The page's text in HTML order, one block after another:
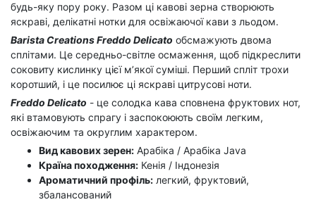
будь-яку пору року. Разом ці кавові зерна створюють
яскраві, делікатні нотки для освіжаючої кави з льодом.
Barista Creations Freddo Delicato обсмажують двома
сплітами. Це середньо-світле осмаження, щоб підкреслити
соковиту кислинку цієї м’якої суміші. Перший спліт трохи
коротший, і це посилює ці яскраві цитрусові ноти.
Freddo Delicato - це солодка кава сповнена фруктових нот,
які втамовують спрагу і заспокоюють своїм легким,
освіжаючим та округлим характером.
Вид кавових зерен: Арабіка / Арабіка Java
Країна походження: Кенія / Індонезія
Ароматичний профіль: легкий, фруктовий,
збалансований